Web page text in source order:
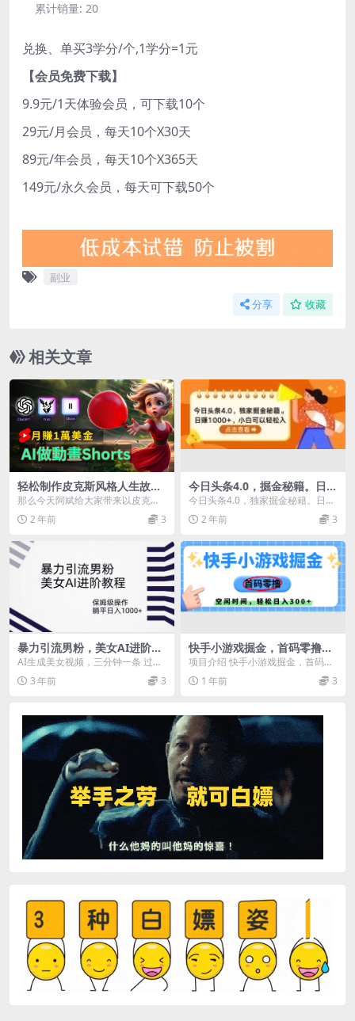
累计销量: 20
兑换、单买3学分/个,1学分=1元
【会员免费下载】
9.9元/1天体验会员，可下载10个
29元/月会员，每天10个X30天
89元/年会员，每天10个X365天
149元/永久会员，每天可下载50个
副业
分享 收藏
相关文章
轻松制作皮克斯风格人生故事
短视频，免费AI助你月入上万
那么今天阿斌给大家带来以皮克斯
风格为主的人生故事短视频，那么
这类视频流量非常火爆...
2 年前 3
今日头条4.0，掘金秘籍。日赚
1000+，小白可以轻松入手
今日头条4.0，独家掘金秘籍。日赚
1000+，小白可以轻松入手
2 年前 3
暴力引流男粉，美女AI进阶教
程，保姆级操作，躺平日入10
00+
AI生成美女视频，三分钟一条 过审
无难度，美女号自带流量，引流变
现无难度 可无脑...
3 年前 3
快手小游戏掘金，首码零撸，
小白直接上手，知道的人少，
早上车，早赚钱
项目介绍 快手小游戏掘金，首码零
撸，小白直接上手，知道的人少，
早上车，早赚钱 课...
1 年前 3